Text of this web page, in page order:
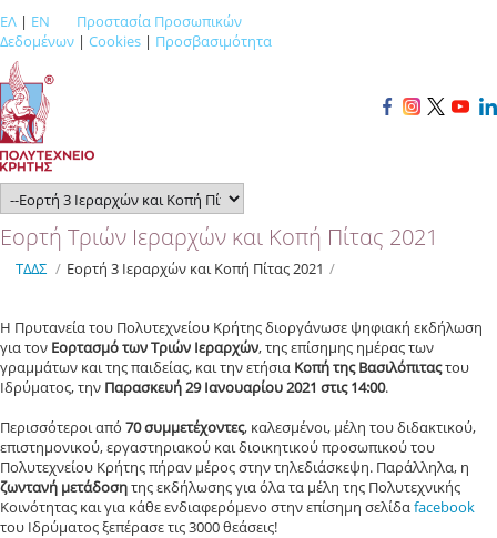
ΕΛ | EN
Προστασία Προσωπικών
Δεδομένων | Cookies | Προσβασιμότητα
Εορτή Τριών Ιεραρχών και Κοπή Πίτας 2021
ΤΔΔΣ / Εορτή 3 Ιεραρχών και Κοπή Πίτας 2021 /
Η Πρυτανεία του Πολυτεχνείου Κρήτης διοργάνωσε ψηφιακή εκδήλωση
για τον Εορτασμό των Τριών Ιεραρχών, της επίσημης ημέρας των
γραμμάτων και της παιδείας, και την ετήσια Κοπή της Βασιλόπιταςτου
Ιδρύματος, την Παρασκευή 29 Ιανουαρίου 2021 στις 14:00.
Περισσότεροι από 70 συμμετέχοντες, καλεσμένοι, μέλη του διδακτικού,
επιστημονικού, εργαστηριακού και διοικητικού προσωπικού του
Πολυτεχνείου Κρήτης πήραν μέρος στην τηλεδιάσκεψη. Παράλληλα, η
ζωντανή μετάδοσητης εκδήλωσης για όλα τα μέλη της Πολυτεχνικής
Κοινότητας και για κάθε ενδιαφερόμενο στην επίσημη σελίδαfacebook
του Ιδρύματος ξεπέρασε τις 3000 θεάσεις!